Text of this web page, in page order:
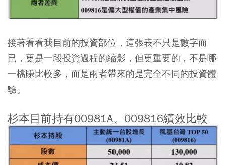
接著看看我目前的投資部位，這張表不只是數字而
已，更是一段投資過程的縮影，但更重要的，不是哪
一檔賺比較多，而是兩者帶來的是完全不同的投資體
驗。
杉本目前持有00981A、009816績效比較